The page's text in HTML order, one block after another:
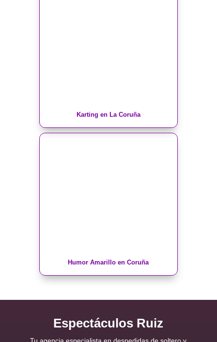
Karting en La Coruña
Humor Amarillo en Coruña
Espectáculos Ruiz